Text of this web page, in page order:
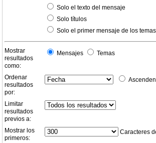
Solo el texto del mensaje
Solo títulos
Solo el primer mensaje de los temas
Mostrar
resultados
como:
Mensajes Temas
Ordenar
resultados
por:
Limitar
resultados
previos a:
Mostrar los
primeros:
Caracteres